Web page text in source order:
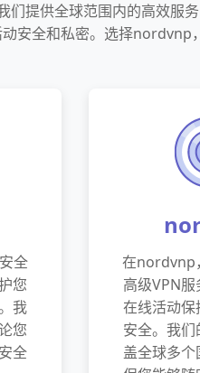
提供全球范围内的高效服
安全和私密。选择nordvnp
全
您
我
您
全
在nordvnp
高级VPN
在线活动保
安全。我
盖全球多